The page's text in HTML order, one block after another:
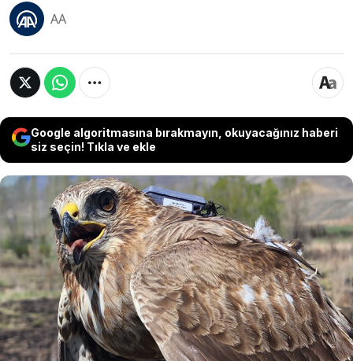
AA
Google algoritmasına bırakmayın, okuyacağınız haberi
siz seçin! Tıkla ve ekle
Iğdır'da uydu vericisi takılan bozkır
şahini, 2,5 yılda 28 ülkeye uğrayıp
103 bin 456 kilometre uçtu.